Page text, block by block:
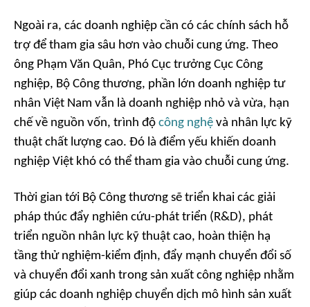
Ngoài ra, các doanh nghiệp cần có các chính sách hỗ
trợ để tham gia sâu hơn vào chuỗi cung ứng. Theo
ông Phạm Văn Quân, Phó Cục trưởng Cục Công
nghiệp, Bộ Công thương, phần lớn doanh nghiệp tư
nhân Việt Nam vẫn là doanh nghiệp nhỏ và vừa, hạn
chế về nguồn vốn, trình độ công nghệ và nhân lực kỹ
thuật chất lượng cao. Đó là điểm yếu khiến doanh
nghiệp Việt khó có thể tham gia vào chuỗi cung ứng.
Thời gian tới Bộ Công thương sẽ triển khai các giải
pháp thúc đẩy nghiên cứu-phát triển (R&D), phát
triển nguồn nhân lực kỹ thuật cao, hoàn thiện hạ
tầng thử nghiệm-kiểm định, đẩy mạnh chuyển đổi số
và chuyển đổi xanh trong sản xuất công nghiệp nhằm
giúp các doanh nghiệp chuyển dịch mô hình sản xuất